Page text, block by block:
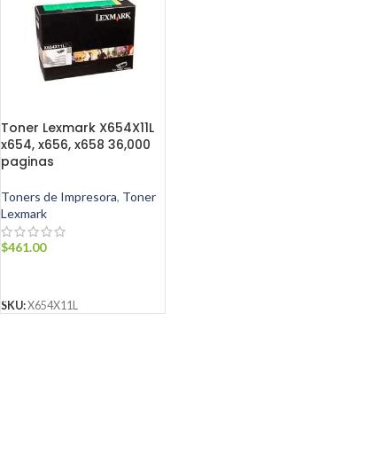
Toner Lexmark X654X11L
x654, x656, x658 36,000
paginas
Toners de Impresora, Toner
Lexmark
$461.00
SKU:X654X11L